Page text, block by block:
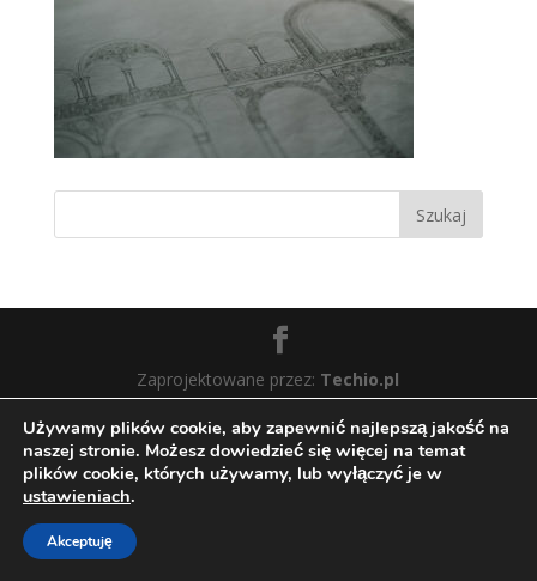
Zaprojektowane przez: Techio.pl
Używamy plików cookie, aby zapewnić najlepszą jakość na
naszej stronie. Możesz dowiedzieć się więcej na temat
plików cookie, których używamy, lub wyłączyć je w
ustawieniach.
Akceptuję